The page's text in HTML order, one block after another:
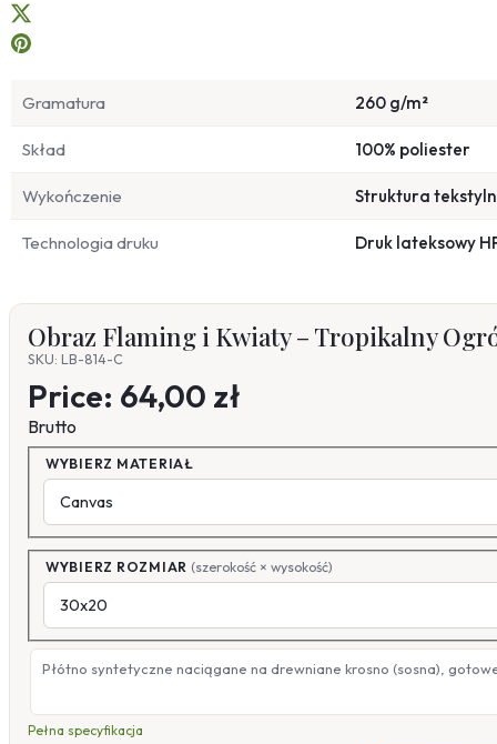
Gramatura 260 g/m²
Skład 100% poliester
Wykończenie Struktura
Technologia druku Druk lateksowy
Obraz Flaming i Kwiaty – Tropikalny
SKU: LB-814-C
Price: 64,00 zł
Brutto
WYBIERZ MATERIAŁ
WYBIERZ ROZMIAR (szerokość × wysokość)
Płótno syntetyczne naciągane na drewniane krosno (sosna),
Pełna specyfikacja